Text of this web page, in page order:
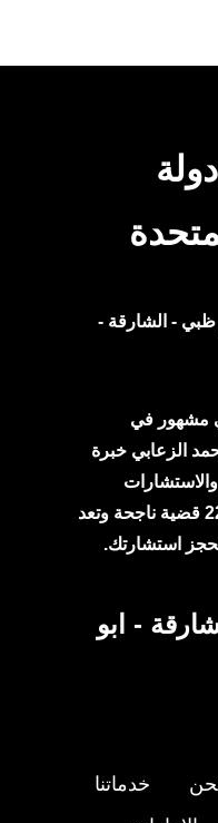
ظبي - الشارقة -
" محامي مشهور في
الزعابي خبرة
والاستشارات
القانونية في الدولة. لديه أكثر من 2200 قضية ناجحة وتعد
استشارتك.
- ابو
خدماتنا